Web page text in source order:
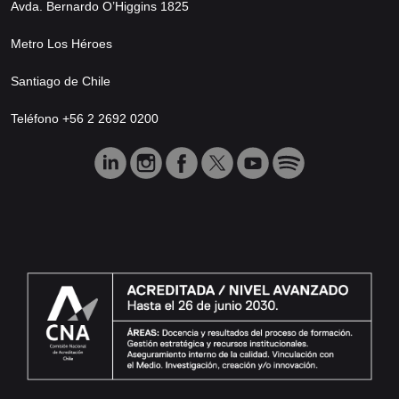
Avda. Bernardo O’Higgins 1825
Metro Los Héroes
Santiago de Chile
Teléfono +56 2 2692 0200